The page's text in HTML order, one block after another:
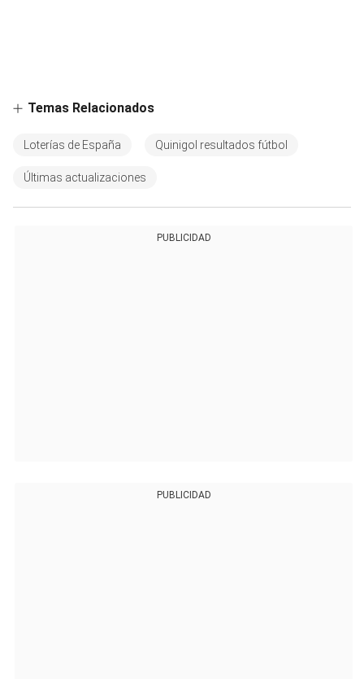
Temas Relacionados
Loterías de España Quinigol resultados fútbol
Últimas actualizaciones
PUBLICIDAD
PUBLICIDAD